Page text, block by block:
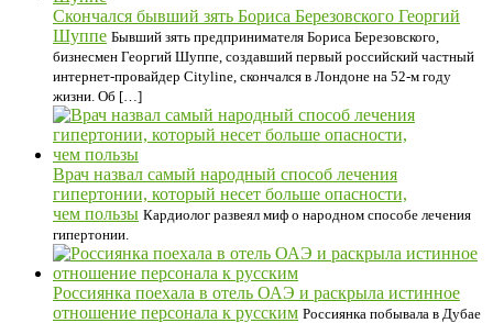
Скончался бывший зять Бориса Березовского Георгий
Шуппе Бывший зять предпринимателя Бориса Березовского,
бизнесмен Георгий Шуппе, создавший первый российский частный
интернет-провайдер Cityline, скончался в Лондоне на 52-м году
жизни. Об […]
Врач назвал самый народный способ лечения
гипертонии, который несет больше опасности,
чем пользы Кардиолог развеял миф о народном способе лечения
гипертонии.
Россиянка поехала в отель ОАЭ и раскрыла истинное
отношение персонала к русским Россиянка побывала в Дубае